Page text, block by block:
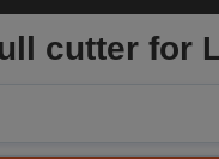
cutter for